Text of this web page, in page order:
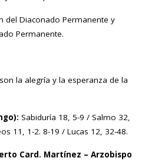
del Diaconado Permanente y
Permanente.
la alegría y la esperanza de la
Sabiduría 18, 5-9 / Salmo 32,
11, 1-2. 8-19 / Lucas 12, 32-48.
Card. Martínez – Arzobispo